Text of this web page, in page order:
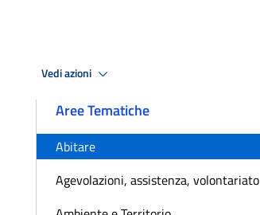
Vedi azioni
Aree Tematiche
Abitare
Agevolazioni, assistenza, volontariato